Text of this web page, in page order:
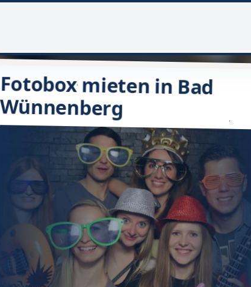
Fotobox mieten in Bad
Wünnenberg